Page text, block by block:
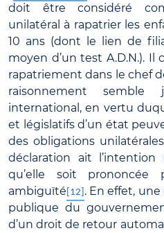
doit être considéré
unilatéral à rapatrier les
10 ans (dont le lien de
moyen d’un test A.D.N.).
rapatriement dans le chef
raisonnement
international, en vertu
et législatifs d’un état
des obligations
déclaration ait l’intention
qu’elle soit prononcée
ambiguïté [12] . En effet,
publique du
d’un droit de retour